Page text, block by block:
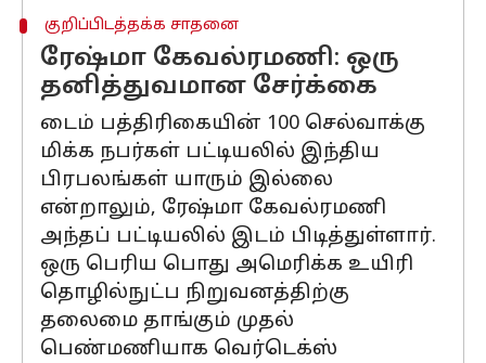
குறிப்பிடத்தக்க சாதனை
ரேஷ்மா கேவல்ரமணி: ஒரு
தனித்துவமான சேர்க்கை
டைம் பத்திரிகையின் 100 செல்வாக்கு
மிக்க நபர்கள் பட்டியலில் இந்திய
பிரபலங்கள் யாரும் இல்லை
என்றாலும், ரேஷ்மா கேவல்ரமணி
அந்தப் பட்டியலில் இடம் பிடித்துள்ளார்.
ஒரு பெரிய பொது அமெரிக்க உயிரி
தொழில்நுட்ப நிறுவனத்திற்கு
தலைமை தாங்கும் முதல்
பெண்மணியாக வெர்டெக்ஸ்